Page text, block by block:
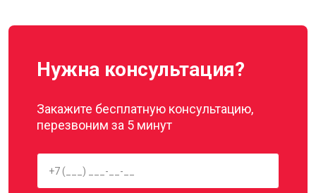
Нужна консультация?
Закажите бесплатную консультацию,
перезвоним за 5 минут